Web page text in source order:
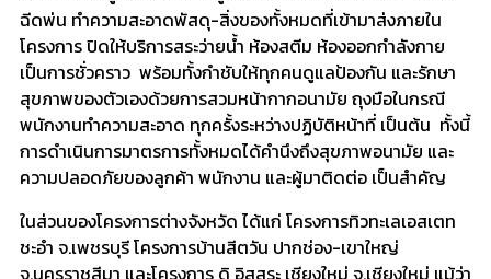
ฉีดพ่น ทำความสะอาดพัสดุ-สิ่งของทั้งหมดที่เข้ามาส่งภายใน
โครงการ ปิดให้บริการสระว่ายน้ำ ห้องสตีม ห้องออกกำลังกาย
เป็นการชั่วคราว พร้อมทั้งกำชับให้ทุกคนดูแลป้องกัน และรักษา
สุขภาพของตัวเองด้วยการสวมหน้ากากอนามัย ถุงมือในกรณี
พนักงานทำความสะอาด ทุกครั้งระหว่างปฏิบัติหน้าที่ เป็นต้น ทั้งนี้
การดำเนินการมาตรการทั้งหมดได้คำนึงถึงสุขภาพอนามัย และ
ความปลอดภัยของลูกค้า พนักงาน และผู้มาติดต่อ เป็นสำคัญ
ในส่วนของโครงการต่างจังหวัด ได้แก่ โครงการทิวทะเลเอสเตท
ชะอำ จ.เพชรบุรี โครงการบ้านสีตวัน ปากช่อง-เขาใหญ่